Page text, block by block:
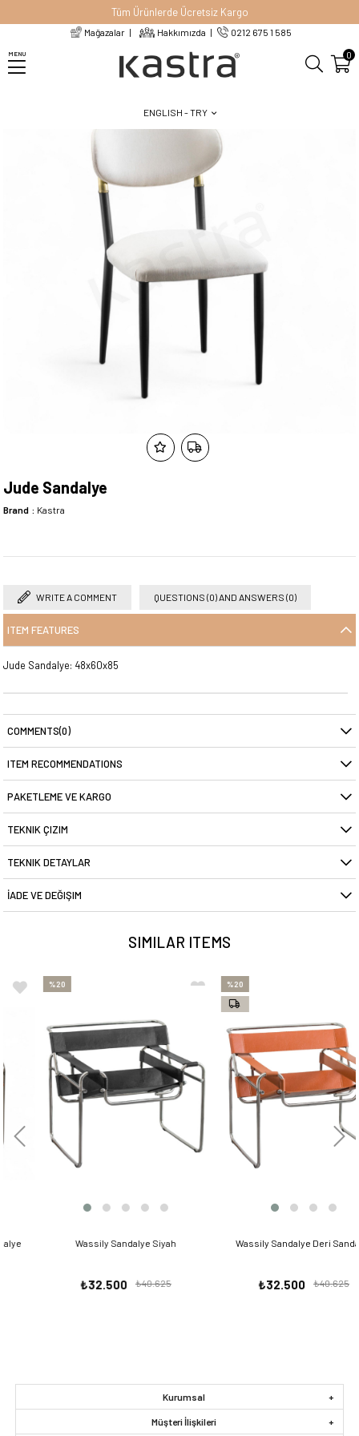
MENU
Tüm Ürünlerde Ücretsiz Kargo
Mağazalar Hakkımızda 0212 675 1 585
ENGLISH - TRY
0
Jude Sandalye
Brand : Kastra
WRITE A COMMENT QUESTIONS (0) AND ANSWERS (0)
ITEM FEATURES
Jude Sandalye: 48x60x85
COMMENTS(0)
ITEM RECOMMENDATIONS
PAKETLEME VE KARGO
TEKNIK ÇIZIM
TEKNIK DETAYLAR
İADE VE DEĞIŞIM
SIMILAR ITEMS
Wassily Sandalye Siyah
₺32.500 ₺40.625
%20
Wassily Sandalye Deri Sandalye
₺32.500 ₺40.625
%20
Kurumsal
Müşteri İlişkileri